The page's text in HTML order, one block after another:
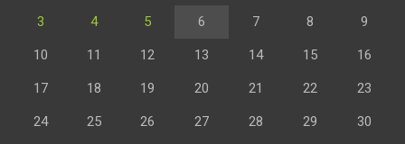
3 4 5 6 7 8 9
10 11 12 13 14 15 16
17 18 19 20 21 22 23
24 25 26 27 28 29 30